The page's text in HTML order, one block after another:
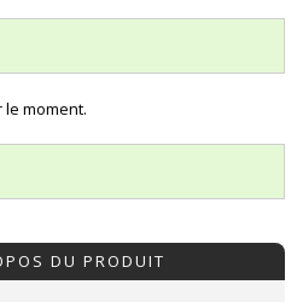
moment.
DU PRODUIT